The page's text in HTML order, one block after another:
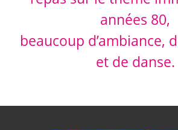
années 80,
beaucoup d’ambiance,
et de danse.